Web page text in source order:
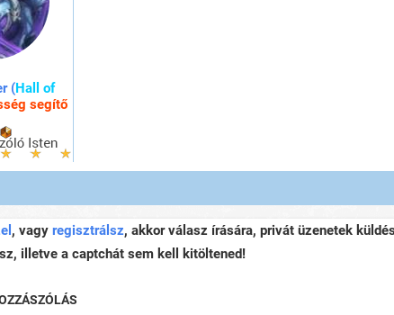
(Hall of
segítő
, vagy regisztrálsz, akkor válasz írására, privát üzenetek
illetve a captchát sem kell kitöltened!